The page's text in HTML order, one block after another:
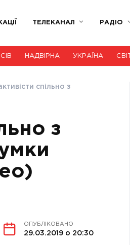
ТЕЛЕКАНАЛ РАДІО
НАДВІРНА УКРАЇНА СВІТ
спільно з
з
ОПУБЛІКОВАНО
29.03.2019 о 20:30